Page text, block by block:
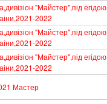
"Майстер",під егідою
2022
"Майстер",під егідою
2022
"Майстер",під егідою
2022
Мастер